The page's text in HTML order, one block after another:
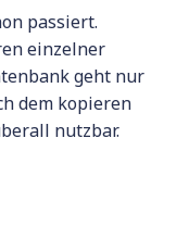
passiert.
einzelner
geht nur
dem kopieren
nutzbar.